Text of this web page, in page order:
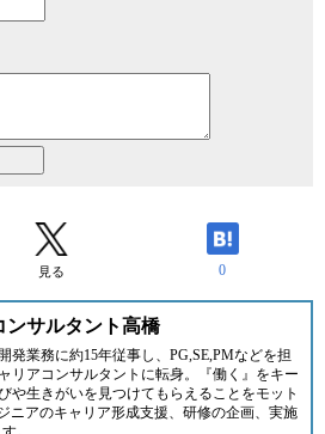
見る 0
ンサルタント高橋
発業務に約15年従事し、PG,SE,PMなどを担
リアコンサルタントに転身。『働く』をキー
や生きがいを見つけてもらえることをモット
ニアのキャリア形成支援、研修の企画、実施